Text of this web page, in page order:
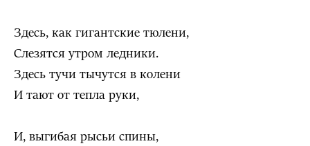
Здесь, как гигантские тюлени,
Слезятся утром ледники.
Здесь тучи тычутся в колени
И тают от тепла руки,
И, выгибая рысьи спины,